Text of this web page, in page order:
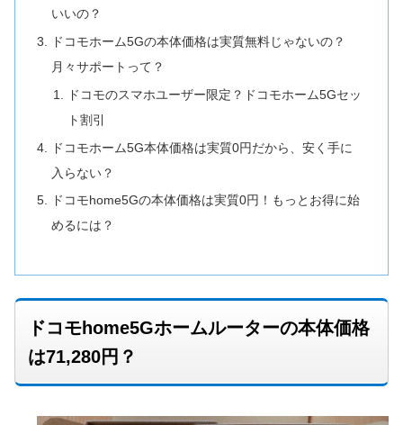
いいの？
ドコモホーム5Gの本体価格は実質無料じゃないの？
月々サポートって？
ドコモのスマホユーザー限定？ドコモホーム5Gセッ
ト割引
ドコモホーム5G本体価格は実質0円だから、安く手に
入らない？
ドコモhome5Gの本体価格は実質0円！もっとお得に始
めるには？
ドコモhome5Gホームルーターの本体価格
は71,280円？